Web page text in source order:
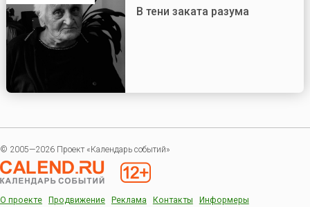
В тени заката разума
© 2005—2026 Проект «Календарь событий»
О проекте Продвижение Реклама Контакты Информеры